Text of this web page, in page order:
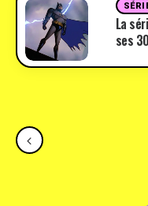
La
ses